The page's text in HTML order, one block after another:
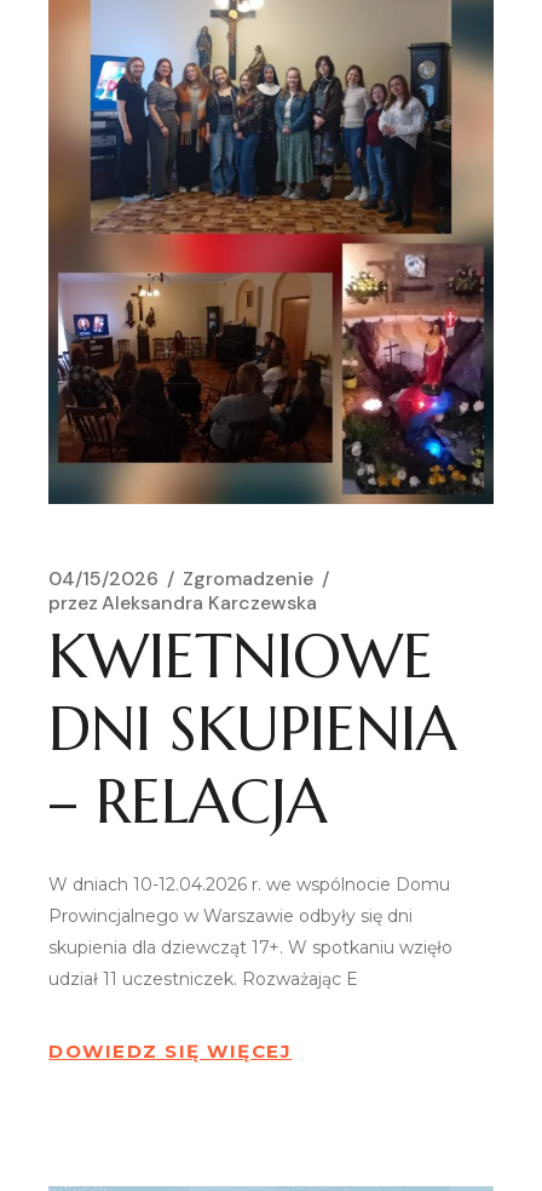
04/15/2026
Zgromadzenie
przez Aleksandra Karczewska
KWIETNIOWE
DNI SKUPIENIA
– RELACJA
W dniach 10-12.04.2026 r. we wspólnocie Domu
Prowincjalnego w Warszawie odbyły się dni
skupienia dla dziewcząt 17+. W spotkaniu wzięło
udział 11 uczestniczek. Rozważając E
DOWIEDZ SIĘ WIĘCEJ